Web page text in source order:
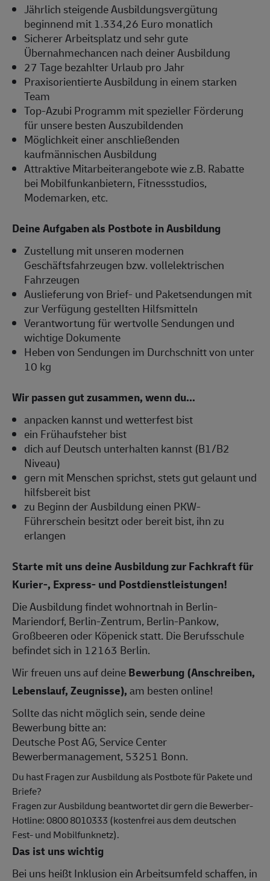
Jährlich steigende Ausbildungsvergütung
beginnend mit 1.334,26 Euro monatlich
Sicherer Arbeitsplatz und sehr gute
Übernahmechancen nach deiner Ausbildung
27 Tage bezahlter Urlaub pro Jahr
Praxisorientierte Ausbildung in einem starken
Team
Top-Azubi Programm mit spezieller Förderung
für unsere besten Auszubildenden
Möglichkeit einer anschließenden
kaufmännischen Ausbildung
Attraktive Mitarbeiterangebote wie z.B. Rabatte
bei Mobilfunkanbietern, Fitnessstudios,
Modemarken, etc.
Deine Aufgaben als Postbote in Ausbildung
Zustellung mit unseren modernen
Geschäftsfahrzeugen bzw. vollelektrischen
Fahrzeugen
Auslieferung von Brief- und Paketsendungen mit
zur Verfügung gestellten Hilfsmitteln
Verantwortung für wertvolle Sendungen und
wichtige Dokumente
Heben von Sendungen im Durchschnitt von unter
10 kg
Wir passen gut zusammen, wenn du...
anpacken kannst und wetterfest bist
ein Frühaufsteher bist
dich auf Deutsch unterhalten kannst (B1/B2
Niveau)
gern mit Menschen sprichst, stets gut gelaunt und
hilfsbereit bist
zu Beginn der Ausbildung einen PKW-
Führerschein besitzt oder bereit bist, ihn zu
erlangen
Starte mit uns deine Ausbildung zur Fachkraft für
Kurier-, Express- und Postdienstleistungen!
Die Ausbildung findet wohnortnah in Berlin-
Mariendorf, Berlin-Zentrum, Berlin-Pankow,
Großbeeren oder Köpenick statt. Die Berufsschule
befindet sich in 12163 Berlin.
Wir freuen uns auf deineBewerbung (Anschreiben,
Lebenslauf, Zeugnisse),am besten online!
Sollte das nicht möglich sein, sende deine
Bewerbung bitte an:
Deutsche Post AG, Service Center
Bewerbermanagement, 53251 Bonn.
Du hast Fragen zur Ausbildung als Postbote für Pakete und
Briefe?
Fragen zur Ausbildung beantwortet dir gern die Bewerber-
Hotline: 0800 8010333 (kostenfrei aus dem deutschen
Fest- und Mobilfunknetz).
Das ist uns wichtig
Bei uns heißt Inklusion ein Arbeitsumfeld schaffen, in